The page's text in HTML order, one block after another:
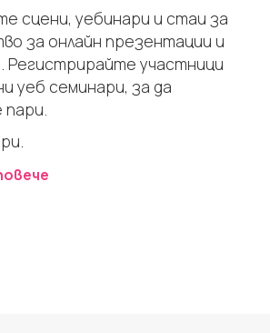
сцени, уебинари и стаи за
за онлайн презентации и
Регистрирайте участници
уеб семинари, за да
пари.